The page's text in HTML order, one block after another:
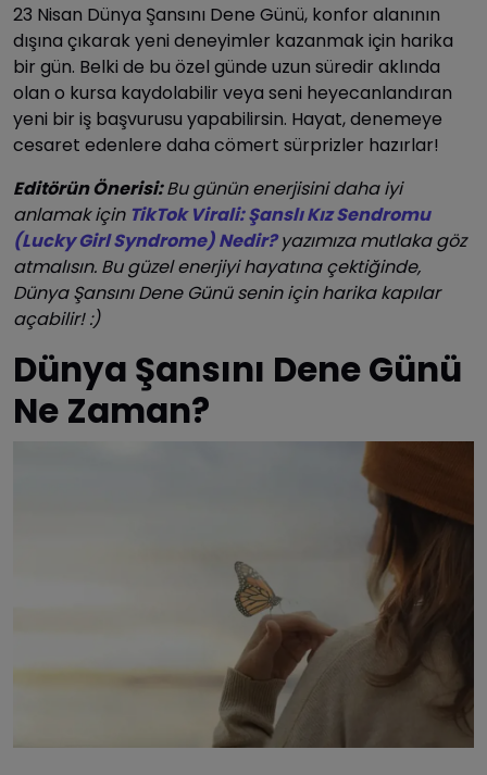
23 Nisan Dünya Şansını Dene Günü, konfor alanının
dışına çıkarak yeni deneyimler kazanmak için harika
bir gün. Belki de bu özel günde uzun süredir aklında
olan o kursa kaydolabilir veya seni heyecanlandıran
yeni bir iş başvurusu yapabilirsin. Hayat, denemeye
cesaret edenlere daha cömert sürprizler hazırlar!
Editörün Önerisi:Bu günün enerjisini daha iyi
anlamak için TikTok Virali: Şanslı Kız Sendromu
(Lucky Girl Syndrome) Nedir? yazımıza mutlaka göz
atmalısın. Bu güzel enerjiyi hayatına çektiğinde,
Dünya Şansını Dene Günü senin için harika kapılar
açabilir! :)
Dünya Şansını Dene Günü
Ne Zaman?